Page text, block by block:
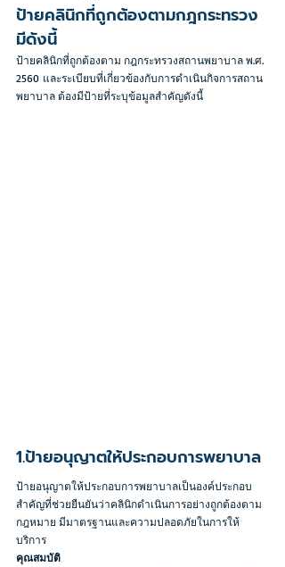
ป้ายคลินิกที่ถูกต้องตามกฎกระทรวง
มีดังนี้
ป้ายคลินิกที่ถูกต้องตาม กฎกระทรวงสถานพยาบาล พ.ศ.
2560 และระเบียบที่เกี่ยวข้องกับการดำเนินกิจการสถาน
พยาบาล ต้องมีป้ายที่ระบุข้อมูลสำคัญดังนี้
1.ป้ายอนุญาตให้ประกอบการพยาบาล
ป้ายอนุญาตให้ประกอบการพยาบาลเป็นองค์ประกอบ
สำคัญที่ช่วยยืนยันว่าคลินิกดำเนินการอย่างถูกต้องตาม
กฎหมาย มีมาตรฐานและความปลอดภัยในการให้
บริการ
คุณสมบัติ